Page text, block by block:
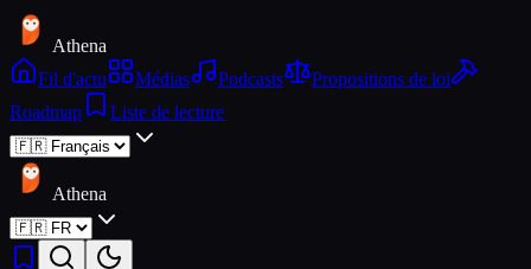
Athena
Fil d'actu
Médias Podcasts
Propositions de loi
Roadmap
Liste de lecture
Athena